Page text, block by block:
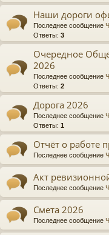
Наши дороги
Последнее сообщение
Ответы: 3
Очередное
2026
Последнее сообщение
Ответы: 2
Дорога 2026
Последнее сообщение
Ответы: 1
Отчёт о работе
Последнее сообщение
Акт
Последнее сообщение
Смета 2026
Последнее сообщение